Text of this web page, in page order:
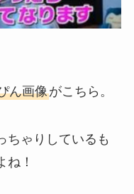
ん画像がこちら。
ちゃりしているも
ね！